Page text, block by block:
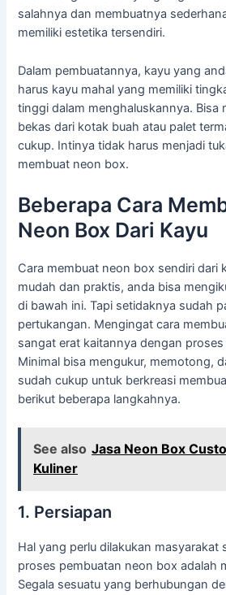
salahnya dan membuatnya
memiliki estetika tersendiri.
Dalam pembuatannya, kayu yang
harus kayu mahal yang memiliki
tinggi dalam menghaluskannya. Bisa
bekas dari kotak buah atau palet
cukup. Intinya tidak harus menjadi
membuat neon box.
Beberapa Cara
Neon Box Dari Kayu
Cara membuat neon box sendiri dari
mudah dan praktis, anda bisa
di bawah ini. Tapi setidaknya sudah
pertukangan. Mengingat cara
sangat erat kaitannya dengan
Minimal bisa mengukur, memotong,
sudah cukup untuk berkreasi
berikut beberapa langkahnya.
See also Jasa Neon Box
Kuliner
1. Persiapan
Hal yang perlu dilakukan masyarakat
proses pembuatan neon box adalah
Segala sesuatu yang berhubungan